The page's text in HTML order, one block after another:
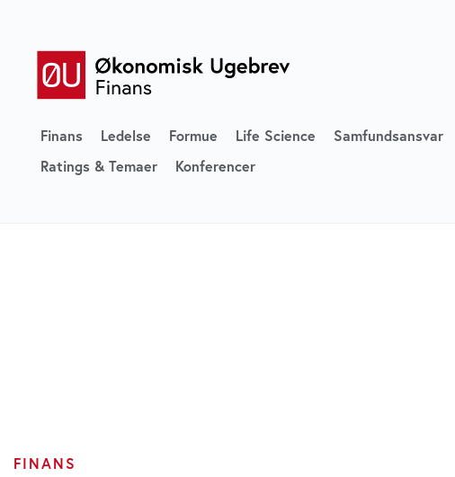
Finans Ledelse Formue Life Science Samfundsansvar
Ratings & Temaer
Konferencer
FINANS